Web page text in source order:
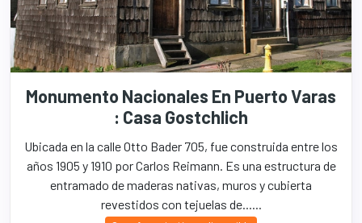
Monumento Nacionales En Puerto Varas
: Casa Gostchlich
Ubicada en la calle Otto Bader 705, fue construida entre los
años 1905 y 1910 por Carlos Reimann. Es una estructura de
entramado de maderas nativas, muros y cubierta
revestidos con tejuelas de......